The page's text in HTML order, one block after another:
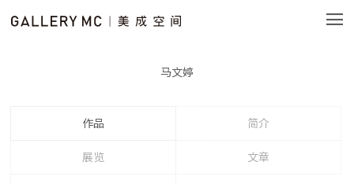
马文婷
作品 简介
展览 文章